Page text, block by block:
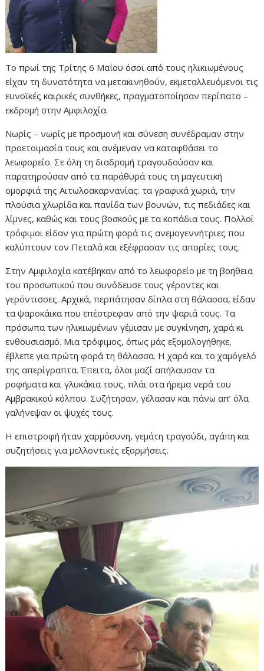
Το πρωί της Τρίτης 6 Μαΐου όσοι από τους ηλικιωμένους
είχαν τη δυνατότητα να μετακινηθούν, εκμεταλλευόμενοι τις
ευνοϊκές καιρικές συνθήκες, πραγματοποίησαν περίπατο –
εκδρομή στην Αμφιλοχία.
Νωρίς – νωρίς με προσμονή και σύνεση συνέδραμαν στην
προετοιμασία τους και ανέμεναν να καταφθάσει το
λεωφορείο. Σε όλη τη διαδρομή τραγουδούσαν και
παρατηρούσαν από τα παράθυρά τους τη μαγευτική
ομορφιά της Αιτωλοακαρνανίας: τα γραφικά χωριά, την
πλούσια χλωρίδα και πανίδα των βουνών, τις πεδιάδες και
λίμνες, καθώς και τους βοσκούς με τα κοπάδια τους. Πολλοί
τρόφιμοι είδαν για πρώτη φορά τις ανεμογεννήτριες που
καλύπτουν τον Πεταλά και εξέφρασαν τις απορίες τους.
Στην Αμφιλοχία κατέβηκαν από το λεωφορείο με τη βοήθεια
του προσωπικού που συνόδευσε τους γέροντες και
γερόντισσες. Αρχικά, περπάτησαν δίπλα στη θάλασσα, είδαν
τα ψαροκάικα που επέστρεφαν από την ψαριά τους. Τα
πρόσωπα των ηλικιωμένων γέμισαν με συγκίνηση, χαρά κι
ενθουσιασμό. Μια τρόφιμος, όπως μάς εξομολογήθηκε,
έβλεπε για πρώτη φορά τη θάλασσα. Η χαρά και το χαμόγελό
της απερίγραπτα. Έπειτα, όλοι μαζί απήλαυσαν τα
ροφήματα και γλυκάκια τους, πλάι στα ήρεμα νερά του
Αμβρακικού κόλπου. Συζήτησαν, γέλασαν και πάνω απ’ όλα
γαλήνεψαν οι ψυχές τους.
Η επιστροφή ήταν χαρμόσυνη, γεμάτη τραγούδι, αγάπη και
συζητήσεις για μελλοντικές εξορμήσεις.